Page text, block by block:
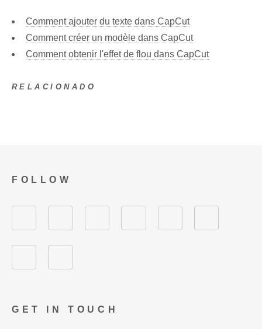
Comment ajouter du texte dans CapCut
Comment créer un modèle dans CapCut
Comment obtenir l'effet de flou dans CapCut
RELACIONADO
GET IN TOUCH
FOLLOW